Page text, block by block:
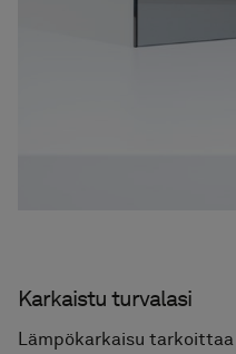
Karkaistu turvalasi
Lämpökarkaisu